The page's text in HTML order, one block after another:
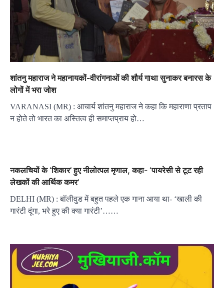
शांतनु महाराज ने महानायकों-वीरांगनाओं की शौर्य गाथा सुनाकर बनारस के
लोगों में भरा जोश
VARANASI (MR) : आचार्य शांतनु महाराज ने कहा कि महाराणा प्रताप
न होते तो भारत का अस्तित्व ही समाप्तप्राय हो…
नकलचियों के ‘शिकार’ हुए नीलोत्पल मृणाल, कहा- ‘पायरेसी से टूट रही
लेखकों की आर्थिक कमर’
DELHI (MR) : बॉलीवुड में बहुत पहले एक गाना आया था- ‘खाली की
गारंटी दूंगा, भरे हुए की क्या गारंटी’……